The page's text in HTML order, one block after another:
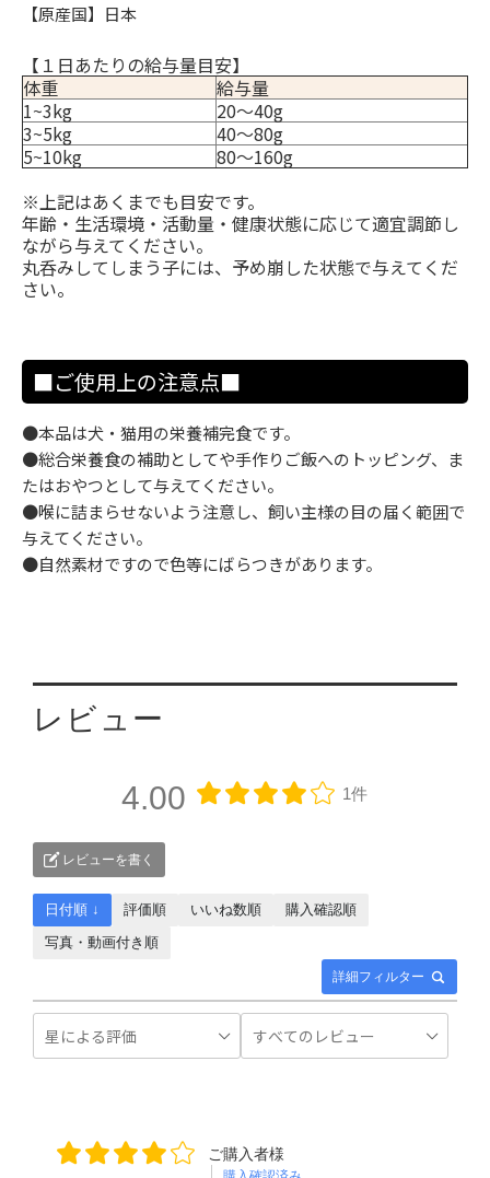
【原産国】日本
【１日あたりの給与量目安】
体重
給与量
1~3kg
20～40g
3~5kg
40～80g
5~10kg
80～160g
※上記はあくまでも目安です。
年齢・生活環境・活動量・健康状態に応じて適宜調節し
ながら与えてください。
丸呑みしてしまう子には、予め崩した状態で与えてくだ
さい。
■ご使用上の注意点■
●本品は犬・猫用の栄養補完食です。
●総合栄養食の補助としてや手作りご飯へのトッピング、ま
たはおやつとして与えてください。
●喉に詰まらせないよう注意し、飼い主様の目の届く範囲で
与えてください。
●自然素材ですので色等にばらつきがあります。
レビュー
4.00 1件
レビューを書く
詳細フィルター
日付順 ↓ 評価順 いいね数順
購入確認順
写真・動画付き順
ご購入者様